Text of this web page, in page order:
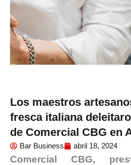
Los maestros
fresca italiana
de Comercial CBG en
Bar Business abril 18, 2024
Comercial CBG,